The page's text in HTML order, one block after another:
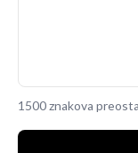
1500 znakova